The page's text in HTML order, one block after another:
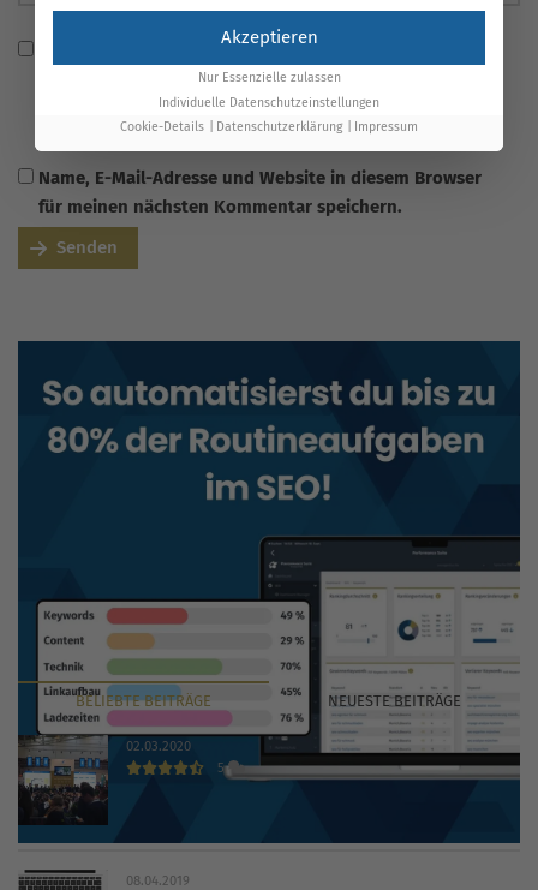
Datenschutzerklärung
zu, dass meine Angaben verarbeitet und gespeichert
werden. Die Einwilligung ist über
info@onlinesolutionsgroup.de jederzeit widerrufbar.
Name, E-Mail-Adresse und Website in diesem Browser
für meinen nächsten Kommentar speichern.
Senden
BELIEBTEBEITRÄGE NEUESTEBEITRÄGE
02.03.2020
5
08.04.2019
Akzeptieren
Nur Essenzielle zulassen
Individuelle Datenschutzeinstellungen
Cookie-Details
Datenschutzerklärung Impressum